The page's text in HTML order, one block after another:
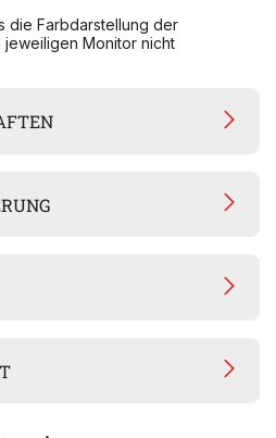
die Farbdarstellung der
Monitor nicht